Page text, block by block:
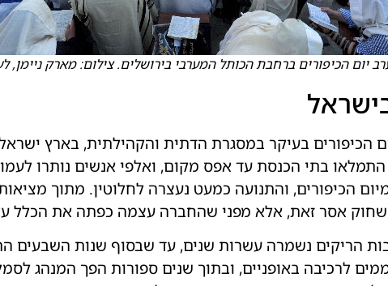
יום הכיפורים ברחבת הכותל המערבי בירושלים. צילום: מארק ניימן,
הכיפורים בעיקר במסגרת הדתית והקהילתית, בארץ
בתי הכנסת עד אפס מקום, ואלפי אנשים נותרו
הכיפורים, והתנועה כמעט נעצרה לחלוטין. מתוך
שחוק אסר זאת, אלא מפני שהחברה עצמה כפתה את הכלל
הריקים נשמרה עשרות שנים, עד שבסוף שנות השבעים
לרכיבה באופניים, ובתוך שנים ספורות הפך המנהג